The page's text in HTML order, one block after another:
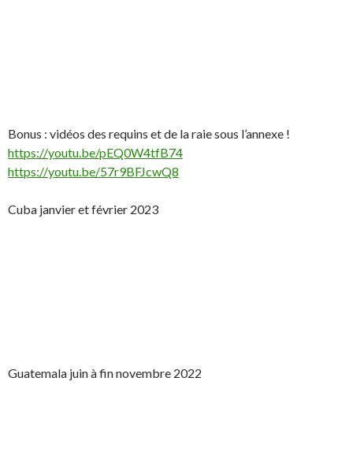
Bonus : vidéos des requins et de la raie sous l’annexe !
https://youtu.be/pEQ0W4tfB74
https://youtu.be/57r9BFJcwQ8
Cuba janvier et février 2023
Guatemala juin à fin novembre 2022